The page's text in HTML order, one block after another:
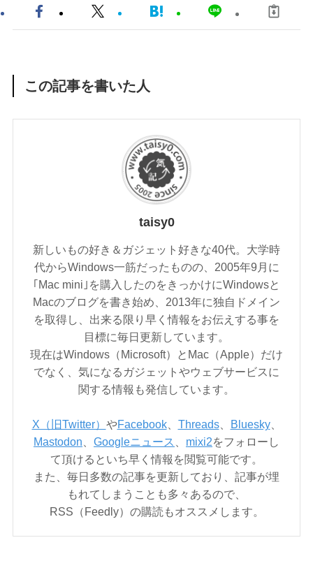
この記事を書いた人
taisy0
新しいもの好き＆ガジェット好きな40代。大学時
代からWindows一筋だったものの、2005年9月に
｢Mac mini｣を購入したのをきっかけにWindowsと
Macのブログを書き始め、2013年に独自ドメイン
を取得し、出来る限り早く情報をお伝えする事を
目標に毎日更新しています。
現在はWindows（Microsoft）とMac（Apple）だけ
でなく、気になるガジェットやウェブサービスに
関する情報も発信しています。
X（旧Twitter） やFacebook、 Threads、 Bluesky、
Mastodon
Googleニュース mixi2をフォローし
て頂けるといち早く情報を閲覧可能です。
また、毎日多数の記事を更新しており、記事が埋
もれてしまうことも多々あるので、
RSS（Feedly）の購読もオススメします。